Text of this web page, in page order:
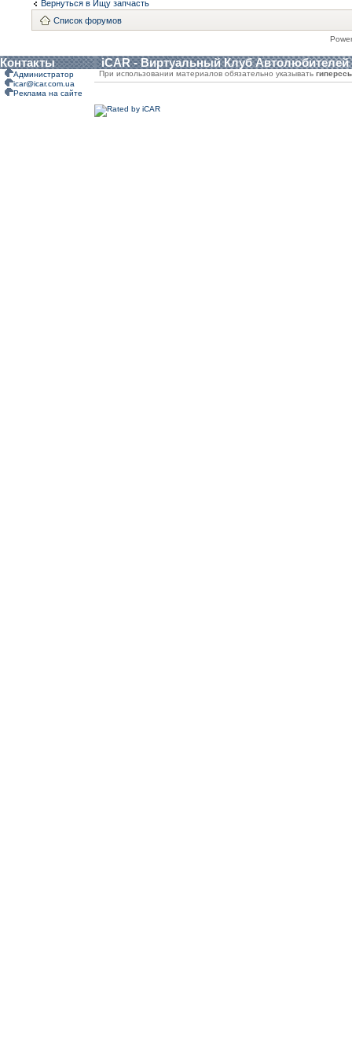
Вернуться в Ищу запчасть
Список форумов
Контакты iCAR - Виртуальный Клуб Автолюбителей
Администратор
icar@icar.com.ua
Реклама на сайте
При использовании материалов обязательно указывать